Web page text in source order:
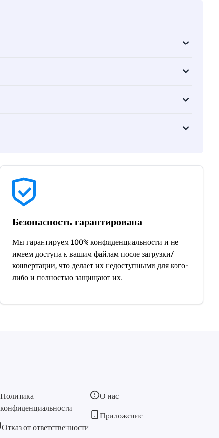
Безопасность гарантирована
Мы гарантируем 100% конфиденциальности и не
имеем доступа к вашим файлам после загрузки/
конвертации, что делает их недоступными для кого-
либо и полностью защищают их.
Политика
конфиденциальности
Отказ от ответственности
О нас
Приложение